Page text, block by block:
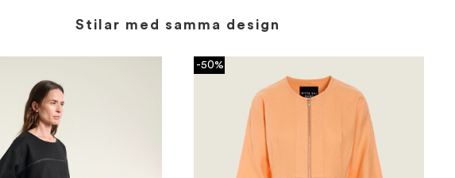
Stilar med samma design
-50%